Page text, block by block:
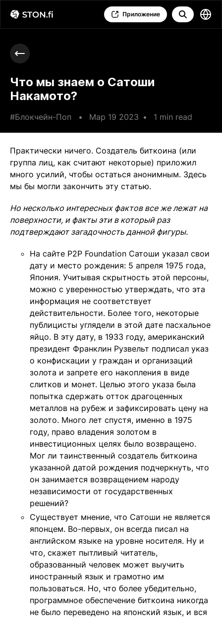
Приложение
Что мы знаем о Сатоши
Накамото?
#Блокчейн-Поп • Мар 19 2023 • 1 min read
Практически ничего. Создатель биткоина (или
группа лиц, как считают некоторые) приложил
много усилий, чтобы остаться анонимным. Здесь
мы бы могли закончить эту статью.
Но несколько интересных фактов все же лежат на
поверхности, и факты эти в который раз
подтверждают загадочность данной фигуры.
На сайте P2P Foundation Сатоши указал свои
дату и место рождения: 5 апреля 1975 года,
Япония. Учитывая скрытность этой персоны,
можно с уверенностью утверждать, что эта
информация не соответствует
действительности. Более того, некоторые
публицисты углядели в этой дате пасхальное
яйцо. В эту дату, в 1933 году, американский
президент Франклин Рузвельт подписал указ
о конфискации у граждан и организаций
золота и запрете его накопления в виде
слитков и монет. Целью этого указа была
попытка сдержать отток драгоценных
металлов на рубеж и зафиксировать цену на
золото. Много лет спустя, именно в 1975
году, право владения золотом в
инвестиционных целях было возвращено.
Мог ли таинственный создатель биткоина
указанной датой рождения подчеркнуть, что
он занимается возвращением народу
независимости от государственных
решений?
Существует мнение, что Сатоши не является
японцем. Во-первых, он всегда писал на
английском языке на уровне носителя. Ну и
что, скажет пытливый читатель,
образованный человек может выучить
иностранный язык и грамотно им
пользоваться. Но, что более убедительно,
программное обеспечение биткоина никогда
не было переведено на японский язык, и вся